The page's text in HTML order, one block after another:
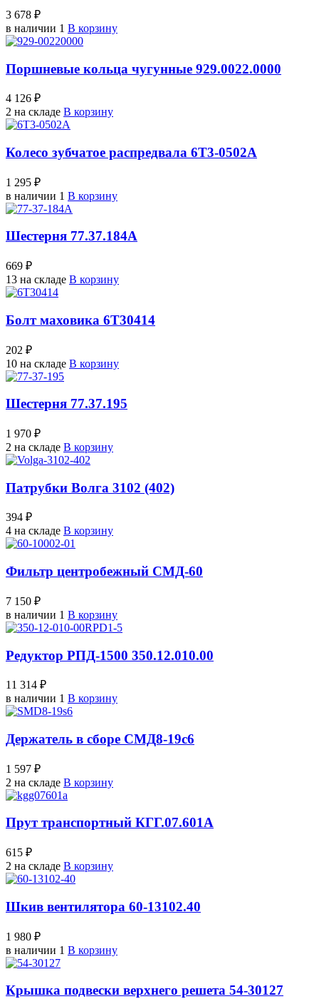
3 678 ₽
в наличии 1 В корзину
Поршневые кольца чугунные 929.0022.0000
4 126 ₽
2 на складе В корзину
Колесо зубчатое распредвала 6Т3-0502А
1 295 ₽
в наличии 1 В корзину
Шестерня 77.37.184А
669 ₽
13 на складе В корзину
Болт маховика 6Т30414
202 ₽
10 на складе В корзину
Шестерня 77.37.195
1 970 ₽
2 на складе В корзину
Патрубки Волга 3102 (402)
394 ₽
4 на складе В корзину
Фильтр центробежный СМД-60
7 150 ₽
в наличии 1 В корзину
Редуктор РПД-1500 350.12.010.00
11 314 ₽
в наличии 1 В корзину
Держатель в сборе СМД8-19с6
1 597 ₽
2 на складе В корзину
Прут транспортный КГГ.07.601А
615 ₽
2 на складе В корзину
Шкив вентилятора 60-13102.40
1 980 ₽
в наличии 1 В корзину
Крышка подвески верхнего решета 54-30127